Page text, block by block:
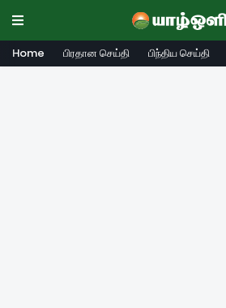
Home பிரதான செய்தி பிந்திய செய்தி